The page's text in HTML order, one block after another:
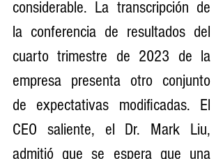
considerable. La transcripción de
la conferencia de resultados del
cuarto trimestre de 2023 de la
empresa presenta otro conjunto
de expectativas modificadas. El
CEO saliente, el Dr. Mark Liu,
admitió que se espera que una